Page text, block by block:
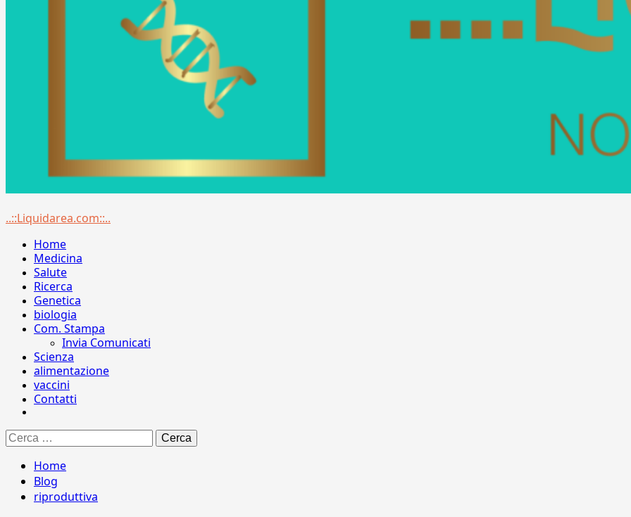
Menu
..::Liquidarea.com::..
Home
Medicina
Salute
Ricerca
Genetica
biologia
Com. Stampa
Invia Comunicati
Scienza
alimentazione
vaccini
Contatti
Ricerca
per:
Home
Blog
riproduttiva